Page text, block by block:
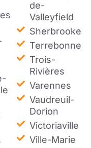
de-
Valleyfield
Sherbrooke
Terrebonne
Trois-
Rivières
Varennes
Vaudreuil-
Dorion
Victoriaville
Ville-Marie